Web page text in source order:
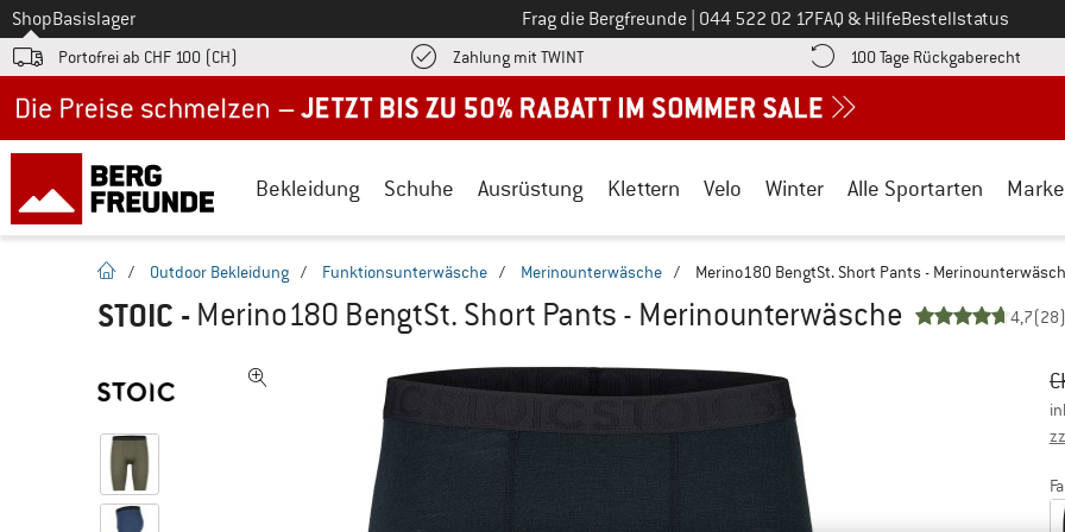
Zum
ShopBasislager Frag die Bergfreunde Ruf uns an unter
044 522 02 17FAQ & HilfeBestellstatus
Portofrei ab CHF 100 (CH) Zahlung mit TWINTFinde die Zahlungs-Infos hier! Öffnet sich in einer Infobox
100 Tage Rückgaberecht
Bekleidung Schuhe Ausrüstung Klettern Velo Winter Alle Sportarten
Startseite
/ Outdoor Bekleidung / Funktionsunterwäsche / Merinounterwäsche / Merino180 BengtSt. Short Pants -
STOIC - Merino180 BengtSt. Short Pants - Merinounterwäsche 4,7(28)